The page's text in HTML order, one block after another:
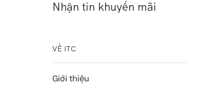
Nhận tin khuyến mãi
VỀ ITC
Giới thiệu